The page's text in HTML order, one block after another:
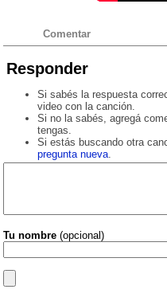
Comentar
Responder
Si sabés la respuesta
video con la canción.
Si no la sabés, agregá
tengas.
Si estás buscando otra
pregunta nueva.
Tu nombre (opcional)